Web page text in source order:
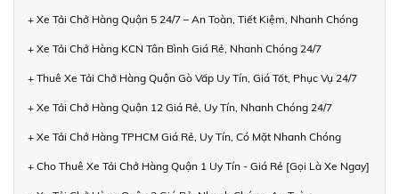
+ Xe Tải Chở Hàng Quận 5 24/7 – An Toàn, Tiết Kiệm, Nhanh Chóng
+ Xe Tải Chở Hàng KCN Tân Bình Giá Rẻ, Nhanh Chóng 24/7
+ Thuê Xe Tải Chở Hàng Quận Gò Vấp Uy Tín, Giá Tốt, Phục Vụ 24/7
+ Xe Tải Chở Hàng Quận 12 Giá Rẻ, Uy Tín, Nhanh Chóng 24/7
+ Xe Tải Chở Hàng TPHCM Giá Rẻ, Uy Tín, Có Mặt Nhanh Chóng
+ Cho Thuê Xe Tải Chở Hàng Quận 1 Uy Tín - Giá Rẻ [Gọi Là Xe Ngay]